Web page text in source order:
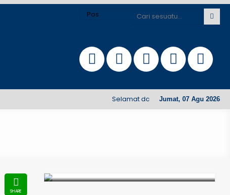
Jumat, 07 Agu 2026
Selamat datang di Website